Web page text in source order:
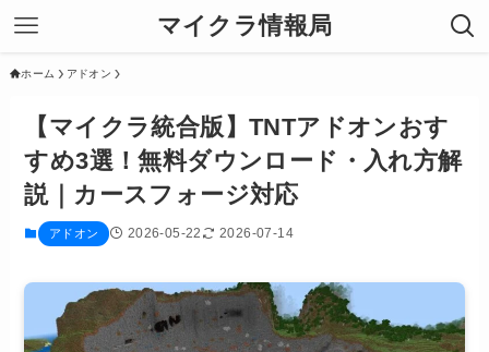
マイクラ情報局
ホーム アドオン
【マイクラ統合版】TNTアドオンおす
すめ3選！無料ダウンロード・入れ方解
説｜カースフォージ対応
アドオン 2026-05-22 2026-07-14